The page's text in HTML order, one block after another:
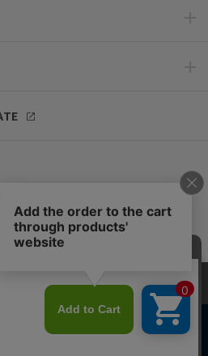
SNS
コンテンツ改善のためにCookieを使用
、Cookieの使用に同意したものとみな